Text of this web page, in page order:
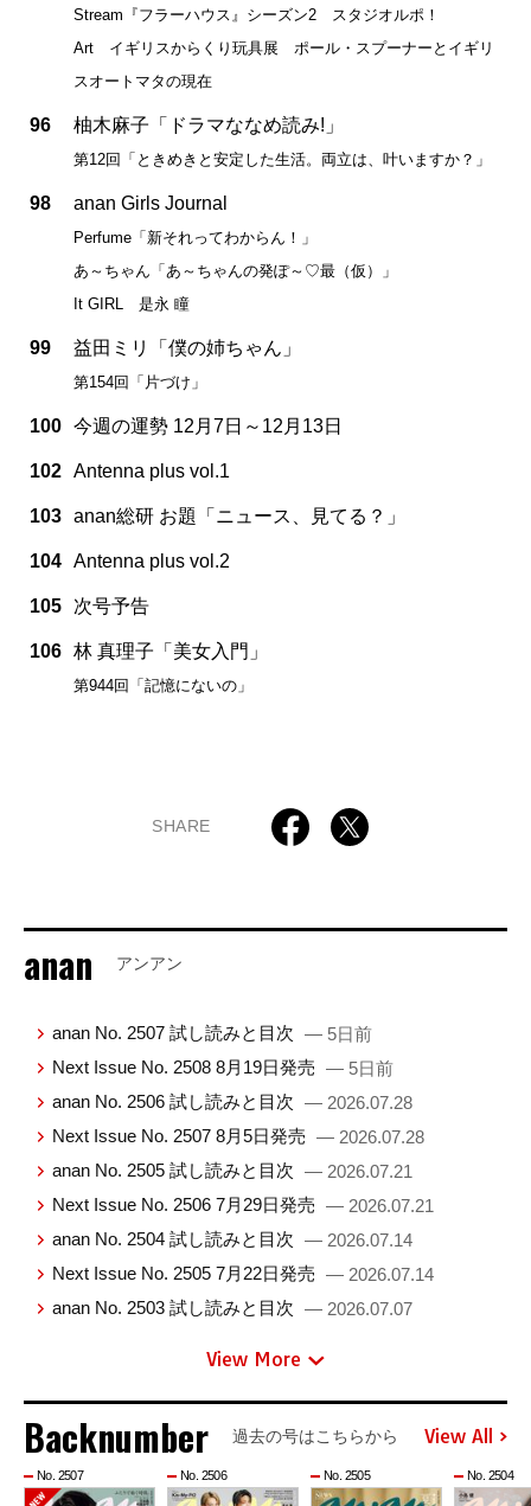
Stream『フラーハウス』シーズン2 スタジオルポ！
Art イギリスからくり玩具展 ポール・スプーナーとイギリ
スオートマタの現在
96 柚木麻子「ドラマななめ読み!」
第12回「ときめきと安定した生活。両立は、叶いますか？」
98 anan Girls Journal
Perfume「新それってわからん！」
あ～ちゃん「あ～ちゃんの発ぽ～♡最（仮）」
It GIRL 是永 瞳
99 益田ミリ「僕の姉ちゃん」
第154回「片づけ」
100 今週の運勢 12月7日～12月13日
102 Antenna plus vol.1
103 anan総研 お題「ニュース、見てる？」
104 Antenna plus vol.2
105 次号予告
106 林 真理子「美女入門」
第944回「記憶にないの」
SHARE
anan アンアン
anan No. 2507 試し読みと目次 — 5日前
Next Issue No. 2508 8月19日発売 — 5日前
anan No. 2506 試し読みと目次 — 2026.07.28
Next Issue No. 2507 8月5日発売 — 2026.07.28
anan No. 2505 試し読みと目次 — 2026.07.21
Next Issue No. 2506 7月29日発売 — 2026.07.21
anan No. 2504 試し読みと目次 — 2026.07.14
Next Issue No. 2505 7月22日発売 — 2026.07.14
anan No. 2503 試し読みと目次 — 2026.07.07
View More
Backnumber 過去の号はこちらから View All
No. 2507 No. 2506 No. 2505 No. 2504